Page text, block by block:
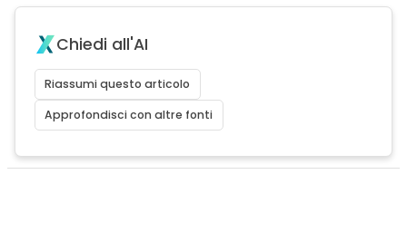
Chiedi all'AI
Riassumi questo articolo
Approfondisci con altre fonti